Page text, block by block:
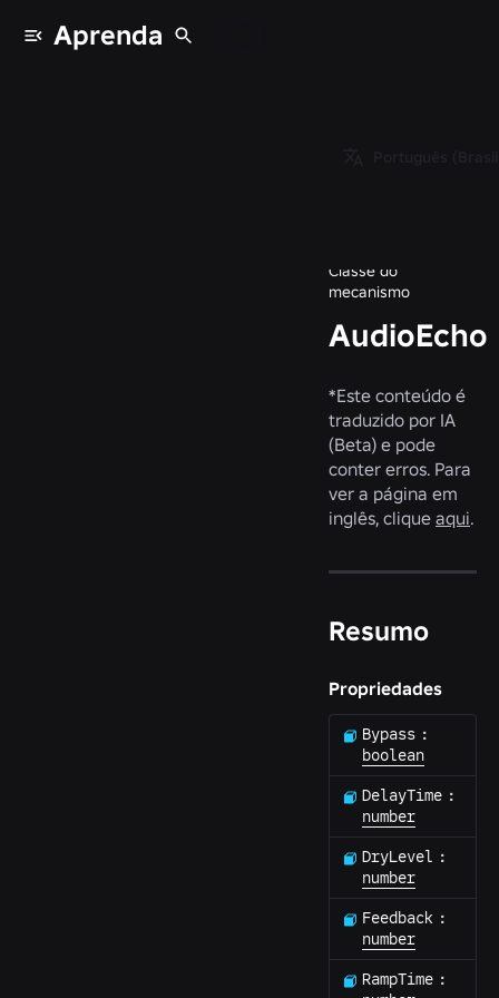
Aprenda
Classe do
mecanismo
AudioEcho
*Este conteúdo é
traduzido por IA
(Beta) e pode
conter erros. Para
ver a página em
inglês, clique aqui.
Resumo
Propriedades
Bypass :
boolean
DelayTime :
number
DryLevel :
number
Feedback :
number
RampTime :